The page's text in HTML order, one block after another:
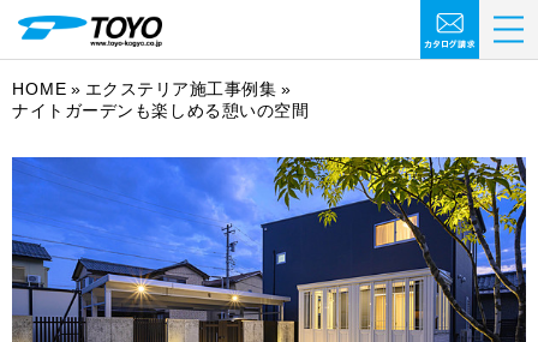
HOME
エクステリア施工事例集
ナイトガーデンも楽しめる憩いの空間